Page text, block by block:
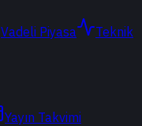
Vadeli Piyasa
Teknik
Yayın Takvimi